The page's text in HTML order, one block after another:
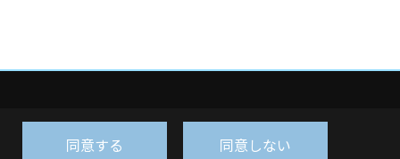
同意する 同意しない